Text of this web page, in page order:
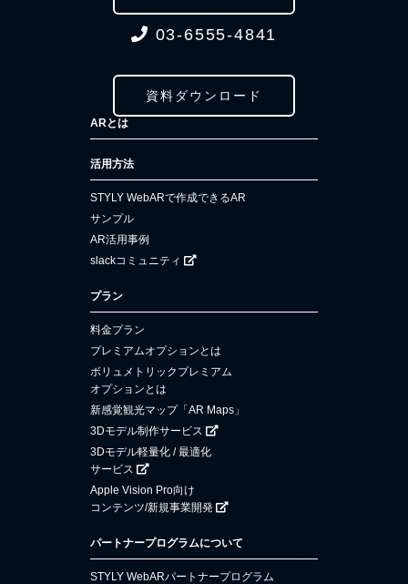
03-6555-4841
資料ダウンロード
ARとは
活用方法
STYLY WebARで作成できるAR
サンプル
AR活用事例
slackコミュニティ
プラン
料金プラン
プレミアムオプションとは
ボリュメトリックプレミアム
オプションとは
新感覚観光マップ「AR Maps」
3Dモデル制作サービス
3Dモデル軽量化 / 最適化
サービス
Apple Vision Pro向け
コンテンツ/新規事業開発
パートナープログラムについて
STYLY WebARパートナープログラム